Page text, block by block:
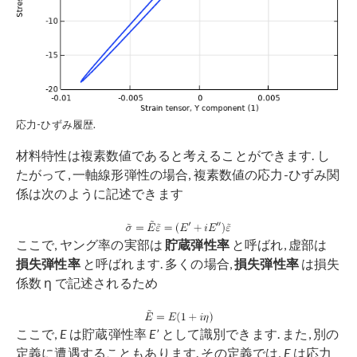
応力-ひずみ履歴.
材料特性は複素数値であると考えることができます. し
たがって, 一軸線形弾性の場合, 複素数値の応力-ひずみ関
係は次のように記述できます
ここで, ヤング率の実部は 貯蔵弾性率と呼ばれ, 虚部は
損失弾性率と呼ばれます. 多くの場合,損失弾性率は損失
係数 η で記述されるため
ここで, Eは貯蔵弾性率 E’として識別できます. また, 別の
定義に遭遇することもあります. その定義では, Eは応力